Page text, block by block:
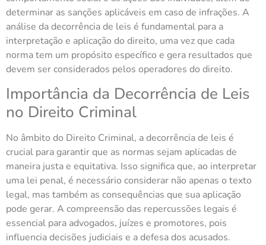
determinar as sanções aplicáveis em caso de infrações. A
análise da decorrência de leis é fundamental para a
interpretação e aplicação do direito, uma vez que cada
norma tem um propósito específico e gera resultados que
devem ser considerados pelos operadores do direito.
Importância da Decorrência de Leis
no Direito Criminal
No âmbito do Direito Criminal, a decorrência de leis é
crucial para garantir que as normas sejam aplicadas de
maneira justa e equitativa. Isso significa que, ao interpretar
uma lei penal, é necessário considerar não apenas o texto
legal, mas também as consequências que sua aplicação
pode gerar. A compreensão das repercussões legais é
essencial para advogados, juízes e promotores, pois
influencia decisões judiciais e a defesa dos acusados.